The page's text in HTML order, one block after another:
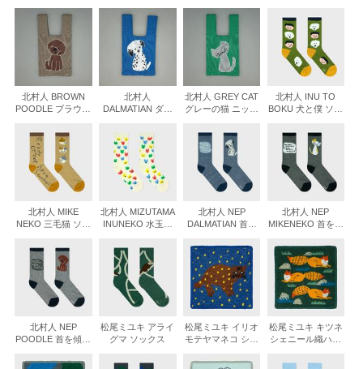
北村人 BROWN
POODLE ブラウン
ニマルシェバッグ
北村人
DALMATIAN ダル
ニマルシェバッグ
北村人 GREY CAT
グレーの猫 ニット
グ
北村人 INU TO
BOKU 犬と僕 ソッ
北村人 MIKE
NEKO 三毛猫 ソッ
北村人 MIZUTAMA
INUNEKO 水玉犬
北村人 NEP
DALMATIAN 首を
ン ソックス
北村人 NEP
MIKENEKO 首を傾
ス
北村人 NEP
POODLE 首を傾げ
ス
松尾ミユキ アライ
グマ ソックス
松尾ミユキ イリオ
モテヤマネコ シェ
松尾ミユキ キツネ
シェニール織ハン